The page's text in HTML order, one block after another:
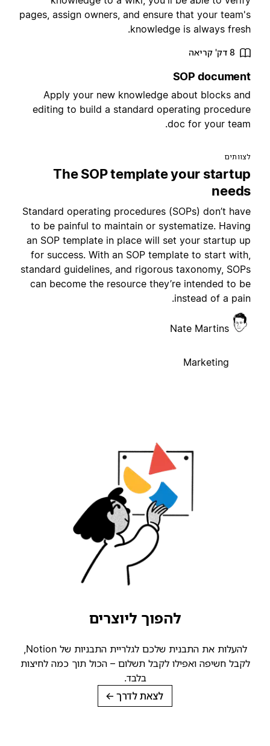
pages, assign owners, and ensure that your
knowledge is always
8 דק' קריאה
SOP
Apply your new knowledge about blocks
editing to build a standard operating
doc for your
The SOP template your
Standard operating procedures (SOPs) don’t
to be painful to maintain or systematize.
an SOP template in place will set your startup
for success. With an SOP template to start
standard guidelines, and rigorous taxonomy,
can become the resource they’re intended to
instead of a
Nate Martins
Marketing
להפוך ליוצרים
להעלות את התבנית שלכם לגלריית התבניות של Notion,
לקבל חשיפה ואפילו לקבל תשלום – הכול תוך כמה לחיצות
בלבד.
לצאת לדרך→